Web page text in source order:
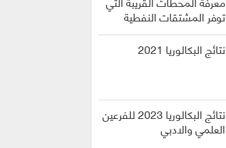
توفر المشتقات النفطية
نتائج البكالوريا 2021
نتائج البكالوريا 2023 للفرعين
العلمي والادبي